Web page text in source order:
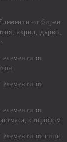
от бирен
акрил, дърво,
елементи от
елементи от
елементи от
стирофом
елементи от гипс